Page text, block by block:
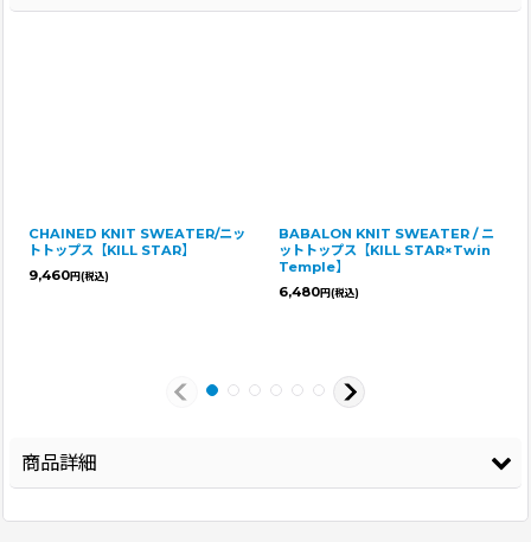
CHAINED KNIT SWEATER/ニッ
トトップス【KILL STAR】
9,460円 (税込)
BABALON KNIT SWEATER / ニ
ットトップス【KILL STAR×Twin
Temple】
6,480円 (税込)
商品詳細
登録年 2026